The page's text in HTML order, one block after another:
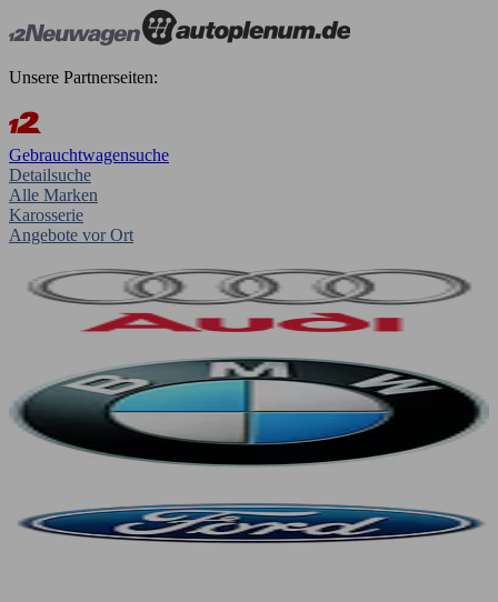
Unsere Partnerseiten:
Gebrauchtwagensuche
Detailsuche
Alle Marken
Karosserie
Angebote vor Ort